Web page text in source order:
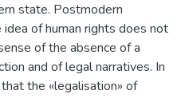
state. Postmodern
of human rights does not
of the absence of a
and of legal narratives. In
the «legalisation» of